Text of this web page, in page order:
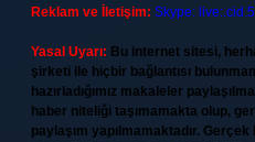
Reklam ve İletişim: Skype:
Yasal Uyarı: Bu internet sitesi,
şirketi ile hiçbir bağlantısı
hazırladığımız makaleler
haber niteliği taşımamakta olup,
paylaşım yapılmamaktadır.